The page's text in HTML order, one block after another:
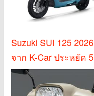
Suzuki SUI 125
จาก K-Car ประหยัด